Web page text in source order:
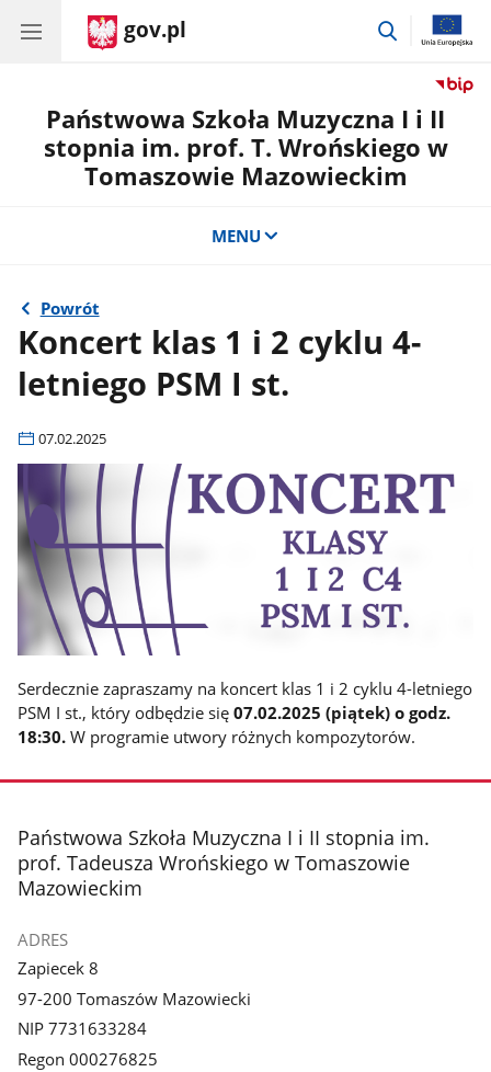
gov.pl
przejdź
Państwowa Szkoła Muzyczna I i II
stopnia im. prof. T. Wrońskiego w
Tomaszowie Mazowieckim
MENU
Powrót
Koncert klas 1 i 2 cyklu 4-
letniego PSM I st.
07.02.2025
Serdecznie zapraszamy na koncert klas 1 i 2 cyklu 4-letniego
PSM I st., który odbędzie się 07.02.2025 (piątek) o godz.
18:30. W programie utwory różnych kompozytorów.
stopka
Państwowa Szkoła Muzyczna I i II stopnia im.
prof. Tadeusza Wrońskiego w Tomaszowie
Mazowieckim
ADRES
Zapiecek 8
97-200 Tomaszów Mazowiecki
NIP 7731633284
Regon 000276825